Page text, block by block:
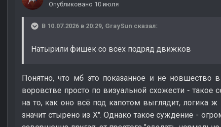
Опубликовано 10 июля
В 10.07.2026 в 20:29, GraySun сказал:
Натырили фишек со всех подряд движков
Понятно, что мб это показанное и не новшество
воровстве просто по визуальной схожести - такое
на то, как оно всё под капотом выглядит, логика
значит стырено из X". Однако такое суждение -